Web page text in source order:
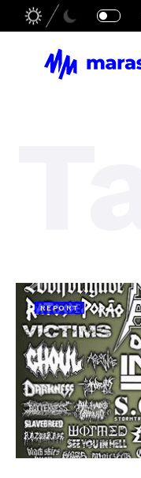
REPORT